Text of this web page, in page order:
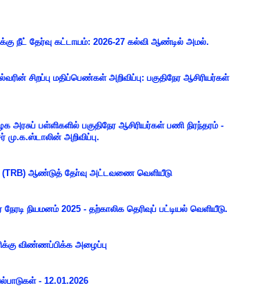
நீட் தேர்வு கட்டாயம்: 2026-27 கல்வி ஆண்டில் அமல்.
சிறப்பு மதிப்பெண்கள் அறிவிப்பு: பகுதிநேர ஆசிரியர்கள்
அரசுப் பள்ளிகளில் பகுதிநேர ஆசிரியர்கள் பணி நிரந்தரம் -
அறிவிப்பு.
(TRB) ஆண்டுத் தோ்வு அட்டவணை வெளியீடு
நியமனம் 2025 - தற்காலிக தெரிவுப் பட்டியல் வெளியீடு.
விண்ணப்பிக்க அழைப்பு
- 12.01.2026